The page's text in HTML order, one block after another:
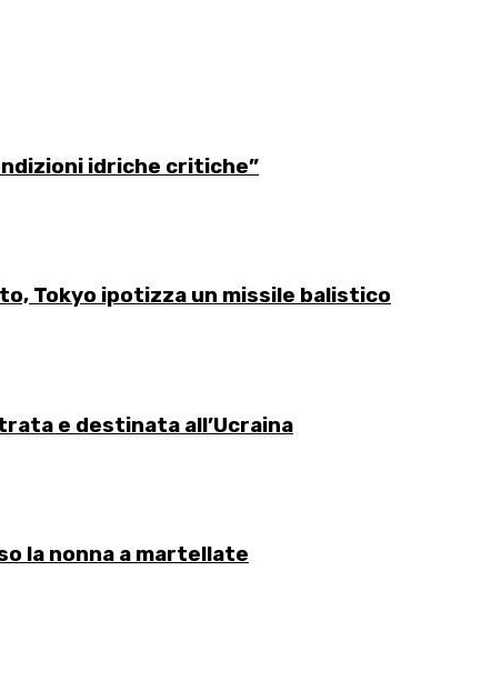
idriche critiche”
Tokyo ipotizza un missile balistico
e destinata all’Ucraina
la nonna a martellate